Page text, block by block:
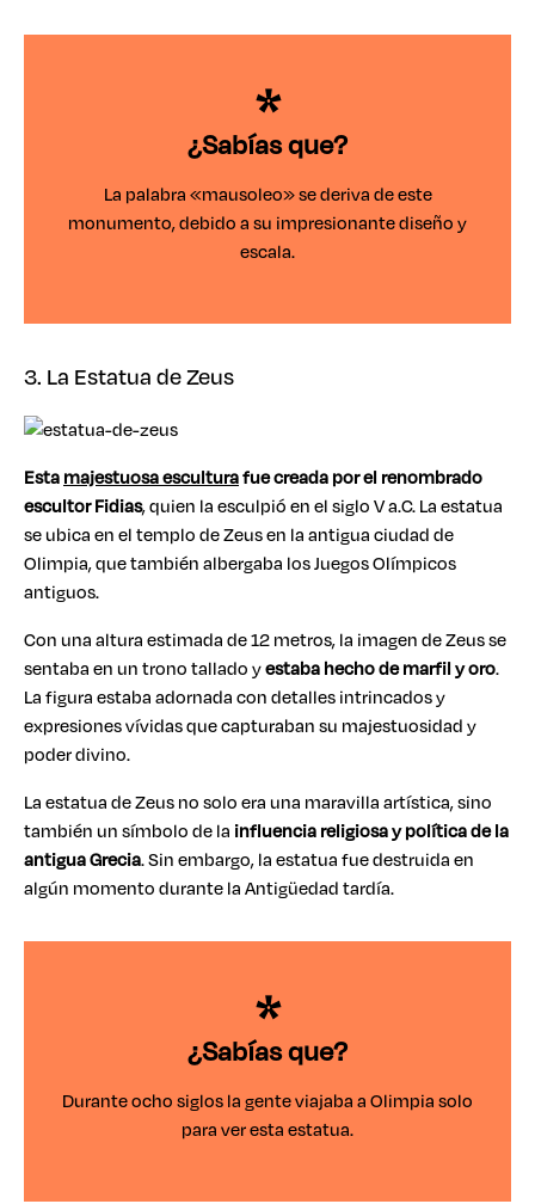
¿Sabías que?
La palabra «mausoleo» se deriva de este
monumento, debido a su impresionante diseño y
escala.
3. La Estatua de Zeus
Estamajestuosa esculturafue creada por el renombrado
escultor Fidias, quien la esculpió en el siglo V a.C. La estatua
se ubica en el templo de Zeus en la antigua ciudad de
Olimpia, que también albergaba los Juegos Olímpicos
antiguos.
Con una altura estimada de 12 metros, la imagen de Zeus se
sentaba en un trono tallado yestaba hecho de marfil y oro.
La figura estaba adornada con detalles intrincados y
expresiones vívidas que capturaban su majestuosidad y
poder divino.
La estatua de Zeus no solo era una maravilla artística, sino
también un símbolo de la influencia religiosa y política de la
antigua Grecia. Sin embargo, la estatua fue destruida en
algún momento durante la Antigüedad tardía.
¿Sabías que?
Durante ocho siglos la gente viajaba a Olimpia solo
para ver esta estatua.